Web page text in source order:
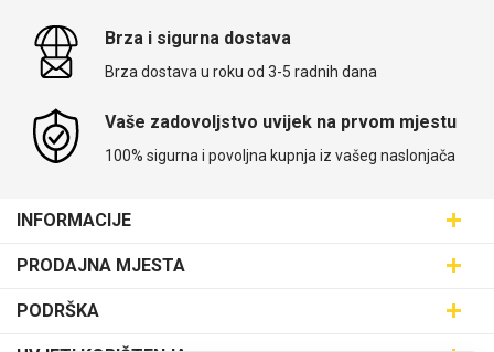
Brza i sigurna dostava
Brza dostava u roku od 3-5 radnih dana
Vaše zadovoljstvo uvijek na prvom mjestu
100% sigurna i povoljna kupnja iz vašeg naslonjača
INFORMACIJE
SVIJET MASKICA d.o.o.
Aleja javora 13, 10000 Zagreb
PRODAJNA MJESTA
Poslovnica Trešnjevka
PODRŠKA
Dostava